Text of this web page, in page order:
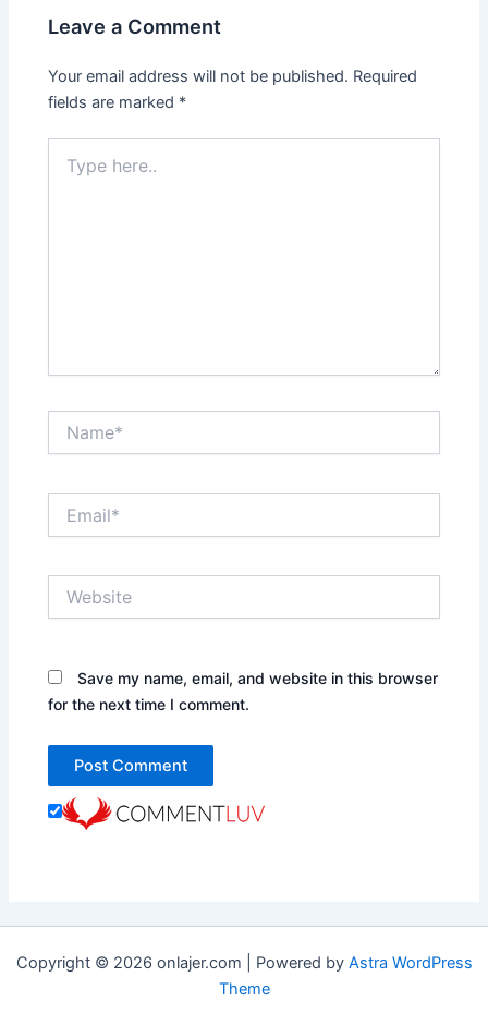
Leave a Comment
Your email address will not be published. Required
fields are marked *
here..
Save my name, email, and website in this browser
for the next time I comment.
Copyright © 2026 onlajer.com | Powered by Astra WordPress
Theme